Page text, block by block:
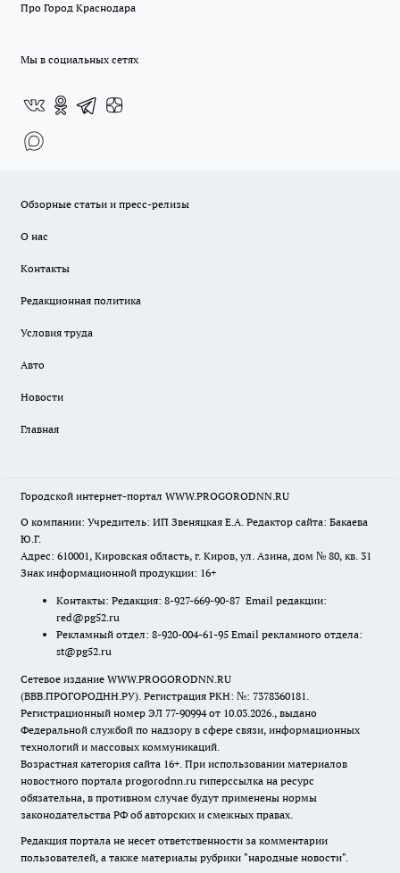
Про Город Краснодара
Мы в социальных сетях
Обзорные статьи и пресс-релизы
О нас
Контакты
Редакционная политика
Условия труда
Авто
Новости
Главная
Городской интернет-портал WWW.PROGORODNN.RU
О компании: Учредитель: ИП Звеняцкая Е.А. Редактор сайта: Бакаева
Ю.Г.
Адрес: 610001, Кировская область, г. Киров, ул. Азина, дом № 80, кв. 31
Знак информационной продукции: 16+
Контакты: Редакция: 8-927-669-90-87 Email редакции:
red@pg52.ru
Рекламный отдел: 8-920-004-61-95 Email рекламного отдела:
st@pg52.ru
Сетевое издание WWW.PROGORODNN.RU
(ВВВ.ПРОГОРОДНН.РУ). Регистрация РКН: №: 7378360181.
Регистрационный номер ЭЛ 77-90994 от 10.03.2026., выдано
Федеральной службой по надзору в сфере связи, информационных
технологий и массовых коммуникаций.
Возрастная категория сайта 16+. При использовании материалов
новостного портала progorodnn.ru гиперссылка на ресурс
обязательна, в противном случае будут применены нормы
законодательства РФ об авторских и смежных правах.
Редакция портала не несет ответственности за комментарии
пользователей, а также материалы рубрики "народные новости".